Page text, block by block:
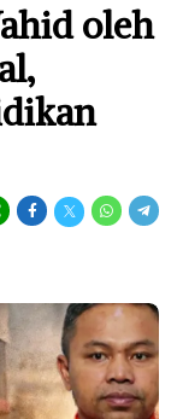
oleh